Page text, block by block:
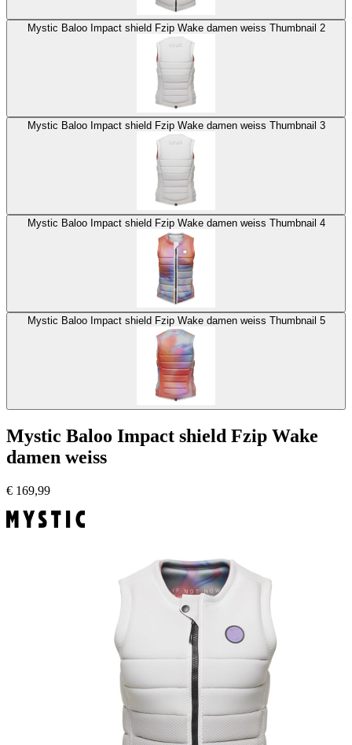
Mystic Baloo Impact shield Fzip Wake damen weiss Thumbnail 2
Mystic Baloo Impact shield Fzip Wake damen weiss Thumbnail 3
Mystic Baloo Impact shield Fzip Wake damen weiss Thumbnail 4
Mystic Baloo Impact shield Fzip Wake damen weiss Thumbnail 5
Mystic Baloo Impact shield Fzip Wake
damen weiss
€ 169,99